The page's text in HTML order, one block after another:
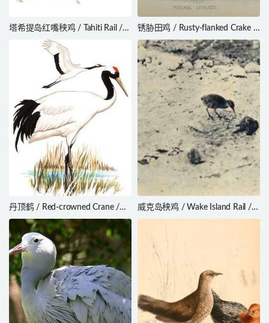
塔希提岛红嘴秧鸡 / Tahiti Rail /
Hypotaenidia pacifica
锈胁田鸡 / Rusty-flanked Crake /
Laterallus levraudi
丹顶鹤 / Red-crowned Crane /
Grus japonensis
威克岛秧鸡 / Wake Island Rail /
Hypotaenidia wakensis